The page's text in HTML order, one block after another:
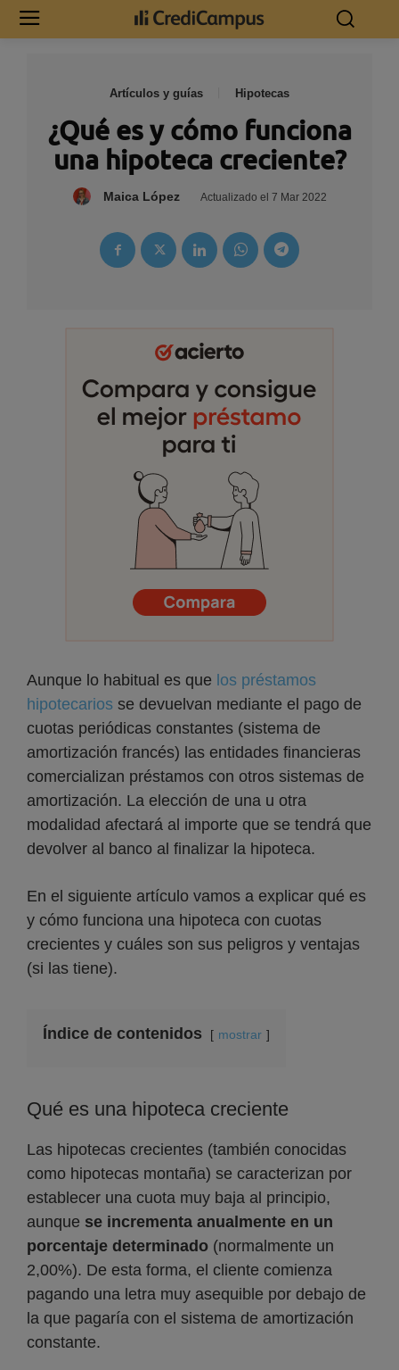
Artículos y guías Hipotecas
¿Qué es y cómo funciona
una hipoteca creciente?
Maica López Actualizado el 7 Mar 2022
Aunque lo habitual es que los préstamos
hipotecarios se devuelvan mediante el pago de
cuotas periódicas constantes (sistema de
amortización francés) las entidades financieras
comercializan préstamos con otros sistemas de
amortización. La elección de una u otra
modalidad afectará al importe que se tendrá que
devolver al banco al finalizar la hipoteca.
En el siguiente artículo vamos a explicar qué es
y cómo funciona una hipoteca con cuotas
crecientes y cuáles son sus peligros y ventajas
(si las tiene).
Índice de contenidos mostrar
Qué es una hipoteca creciente
Las hipotecas crecientes (también conocidas
como hipotecas montaña) se caracterizan por
establecer una cuota muy baja al principio,
aunque se incrementa anualmente en un
porcentaje determinado (normalmente un
2,00%). De esta forma, el cliente comienza
pagando una letra muy asequible por debajo de
la que pagaría con el sistema de amortización
constante.